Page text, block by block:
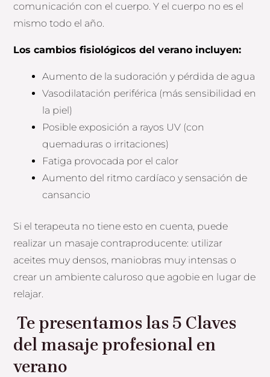
comunicación con el cuerpo. Y el cuerpo no es el
mismo todo el año.
Los cambios fisiológicos del verano incluyen:
Aumento de la sudoración y pérdida de agua
Vasodilatación periférica (más sensibilidad en
la piel)
Posible exposición a rayos UV (con
quemaduras o irritaciones)
Fatiga provocada por el calor
Aumento del ritmo cardíaco y sensación de
cansancio
Si el terapeuta no tiene esto en cuenta, puede
realizar un masaje contraproducente: utilizar
aceites muy densos, maniobras muy intensas o
crear un ambiente caluroso que agobie en lugar de
relajar.
Te presentamos las 5 Claves
del masaje profesional en
verano